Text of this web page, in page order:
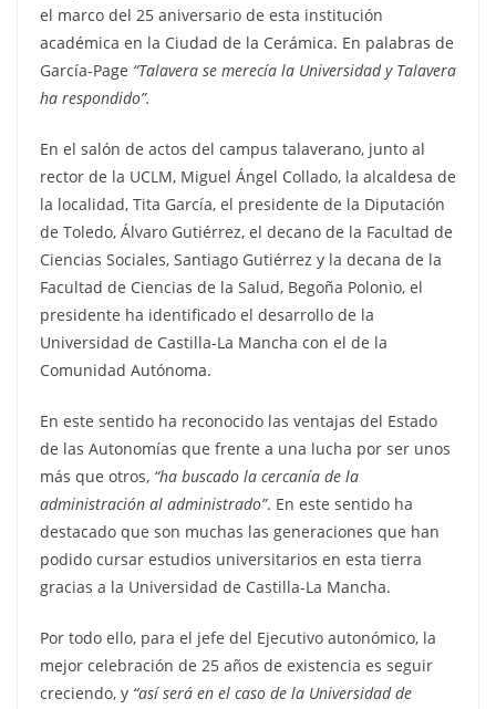
el marco del 25 aniversario de esta institución
académica en la Ciudad de la Cerámica. En palabras de
García-Page “Talavera se merecía la Universidad y Talavera
ha respondido”.
En el salón de actos del campus talaverano, junto al
rector de la UCLM, Miguel Ángel Collado, la alcaldesa de
la localidad, Tita García, el presidente de la Diputación
de Toledo, Álvaro Gutiérrez, el decano de la Facultad de
Ciencias Sociales, Santiago Gutiérrez y la decana de la
Facultad de Ciencias de la Salud, Begoña Polonio, el
presidente ha identificado el desarrollo de la
Universidad de Castilla-La Mancha con el de la
Comunidad Autónoma.
En este sentido ha reconocido las ventajas del Estado
de las Autonomías que frente a una lucha por ser unos
más que otros, “ha buscado la cercanía de la
administración al administrado”. En este sentido ha
destacado que son muchas las generaciones que han
podido cursar estudios universitarios en esta tierra
gracias a la Universidad de Castilla-La Mancha.
Por todo ello, para el jefe del Ejecutivo autonómico, la
mejor celebración de 25 años de existencia es seguir
creciendo, y “así será en el caso de la Universidad de